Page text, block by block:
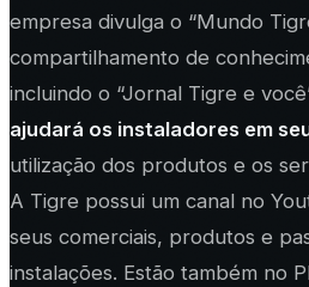
empresa divulga o “Mundo
compartilhamento de
incluindo o “Jornal Tigre e
ajudará os instaladores em
utilização dos produtos e os
A Tigre possui um canal no
seus comerciais, produtos e
instalações. Estão também no